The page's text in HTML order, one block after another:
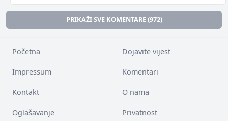
PRIKAŽI SVE KOMENTARE (972)
Početna Dojavite vijest
Impressum Komentari
Kontakt O nama
Oglašavanje Privatnost